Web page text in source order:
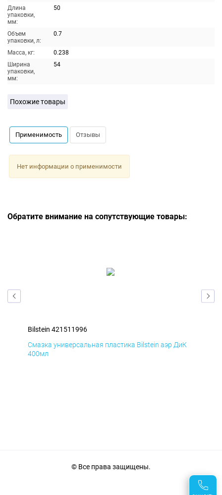
Длина
упаковки,
мм:
50
Объем
упаковки, л:
0.7
Масса, кг:
0.238
Ширина
упаковки,
мм:
54
Похожие товары
Применимость Отзывы
Нет информации о применимости
Обратите внимание на сопутствующие товары:
Bilstein 421511996
Смазка универсальная пластика Bilstein аэр ДиК
400мл
© Все права защищены.